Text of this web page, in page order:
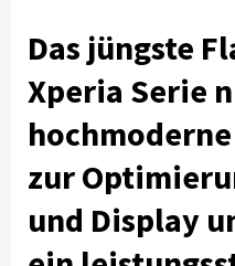
Das jüngste
Xperia Serie
zur
und Display